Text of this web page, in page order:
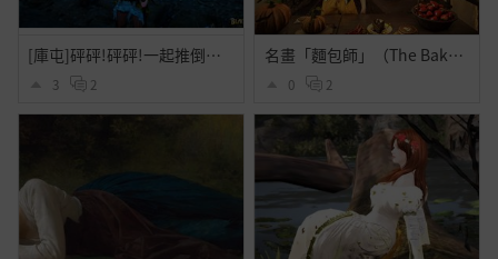
[庫屯]砰砰!砰砰!一起推倒古代的庫屯!可愛的蟲蟲!
3 2
名畫「麵包師」（The Baker）
0 2